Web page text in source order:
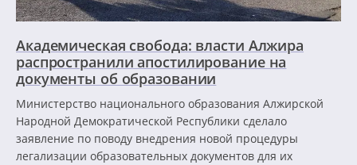
Академическая свобода: власти Алжира
распространили апостилирование на
документы об образовании
Министерство национального образования Алжирской
Народной Демократической Республики сделало
заявление по поводу внедрения новой процедуры
легализации образовательных документов для их